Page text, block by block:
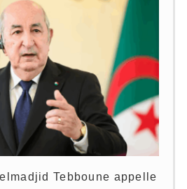
Tebboune appelle